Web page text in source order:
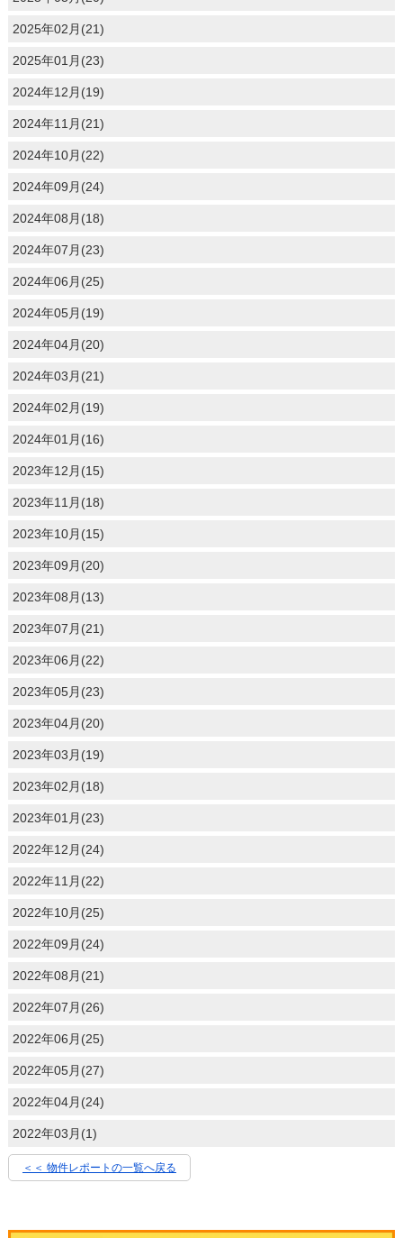
2025年02月(21)
2025年01月(23)
2024年12月(19)
2024年11月(21)
2024年10月(22)
2024年09月(24)
2024年08月(18)
2024年07月(23)
2024年06月(25)
2024年05月(19)
2024年04月(20)
2024年03月(21)
2024年02月(19)
2024年01月(16)
2023年12月(15)
2023年11月(18)
2023年10月(15)
2023年09月(20)
2023年08月(13)
2023年07月(21)
2023年06月(22)
2023年05月(23)
2023年04月(20)
2023年03月(19)
2023年02月(18)
2023年01月(23)
2022年12月(24)
2022年11月(22)
2022年10月(25)
2022年09月(24)
2022年08月(21)
2022年07月(26)
2022年06月(25)
2022年05月(27)
2022年04月(24)
2022年03月(1)
＜＜ 物件レポートの一覧へ戻る